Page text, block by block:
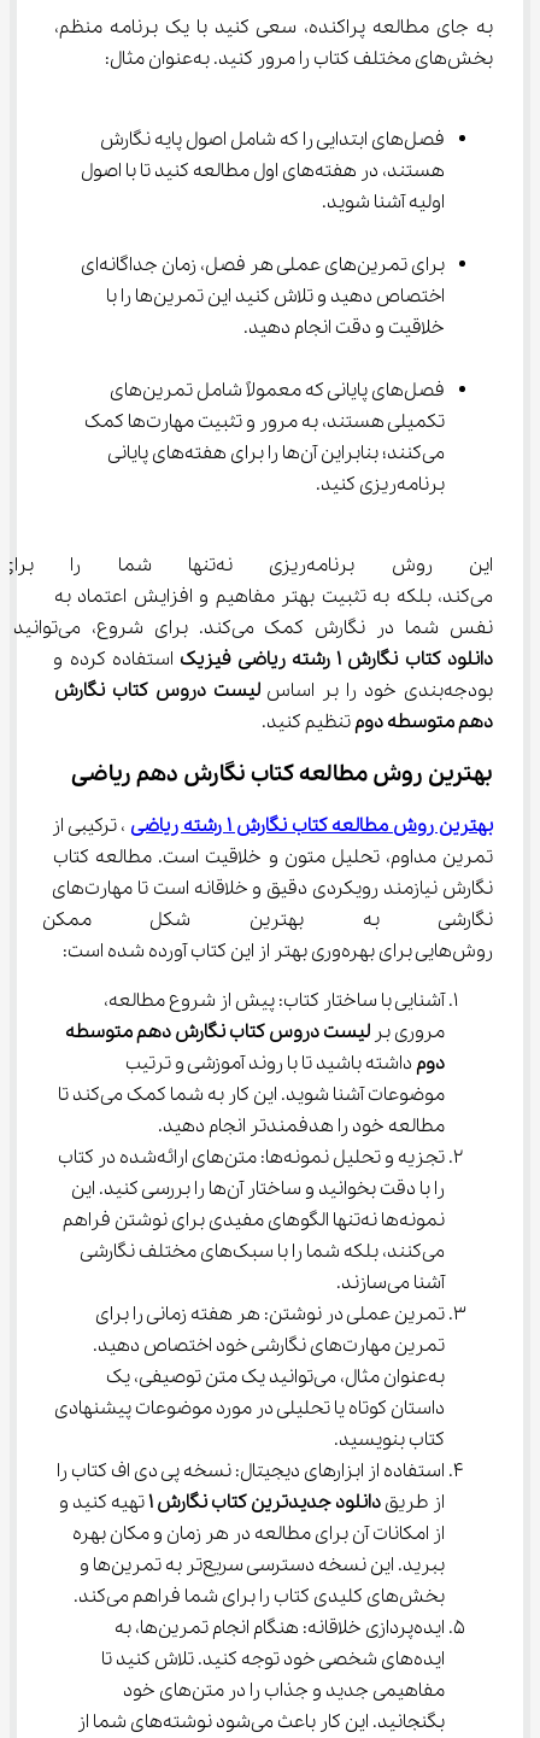
به جای مطالعه پراکنده، سعی کنید با یک برنامه منظم،
بخش‌های مختلف کتاب را مرور کنید. به‌عنوان مثال:
فصل‌های ابتدایی را که شامل اصول پایه نگارش
هستند، در هفته‌های اول مطالعه کنید تا با اصول
اولیه آشنا شوید.
برای تمرین‌های عملی هر فصل، زمان جداگانه‌ای
اختصاص دهید و تلاش کنید این تمرین‌ها را با
خلاقیت و دقت انجام دهید.
فصل‌های پایانی که معمولاً شامل تمرین‌های
تکمیلی هستند، به مرور و تثبیت مهارت‌ها کمک
می‌کنند؛ بنابراین آن‌ها را برای هفته‌های پایانی
برنامه‌ریزی کنید.
این روش برنامه‌ریزی نه‌تنها
می‌کند، بلکه به تثبیت بهتر مفاهیم و افزایش اعتماد به
نفس شما در نگارش کمک می‌کند. برای شروع، می‌توانید از
دانلود کتاب نگارش 1 رشته ریاضی فیزیک
استفاده کرده و
بودجه‌بندی خود را بر اساس
لیست دروس کتاب نگارش
دهم متوسطه دوم تنظیم کنید.
بهترین روش مطالعه کتاب نگارش دهم ریاضی
بهترین روش مطالعه کتاب نگارش 1 رشته ریاضی
، ترکیبی از
تمرین مداوم، تحلیل متون و خلاقیت است. مطالعه کتاب
نگارش نیازمند رویکردی دقیق و خلاقانه است تا مهارت‌های
نگارشی به بهترین شکل ممکن
روش‌هایی برای بهره‌وری بهتر از این کتاب آورده شده است:
آشنایی با ساختار کتاب: پیش از شروع مطالعه،
مروری بر لیست دروس کتاب نگارش دهم متوسطه
دوم داشته باشید تا با روند آموزشی و ترتیب
موضوعات آشنا شوید. این کار به شما کمک می‌کند تا
مطالعه خود را هدفمندتر انجام دهید.
تجزیه و تحلیل نمونه‌ها: متن‌های ارائه‌شده در کتاب
را با دقت بخوانید و ساختار آن‌ها را بررسی کنید. این
نمونه‌ها نه‌تنها الگوهای مفیدی برای نوشتن فراهم
می‌کنند، بلکه شما را با سبک‌های مختلف نگارشی
آشنا می‌سازند.
تمرین عملی در نوشتن: هر هفته زمانی را برای
تمرین مهارت‌های نگارشی خود اختصاص دهید.
به‌عنوان مثال، می‌توانید یک متن توصیفی، یک
داستان کوتاه یا تحلیلی در مورد موضوعات پیشنهادی
کتاب بنویسید.
استفاده از ابزارهای دیجیتال: نسخه پی دی اف کتاب را
از طریق دانلود جدیدترین کتاب نگارش 1 تهیه کنید و
از امکانات آن برای مطالعه در هر زمان و مکان بهره
ببرید. این نسخه دسترسی سریع‌تر به تمرین‌ها و
بخش‌های کلیدی کتاب را برای شما فراهم می‌کند.
ایده‌پردازی خلاقانه: هنگام انجام تمرین‌ها، به
ایده‌های شخصی خود توجه کنید. تلاش کنید تا
مفاهیمی جدید و جذاب را در متن‌های خود
بگنجانید. این کار باعث می‌شود نوشته‌های شما از